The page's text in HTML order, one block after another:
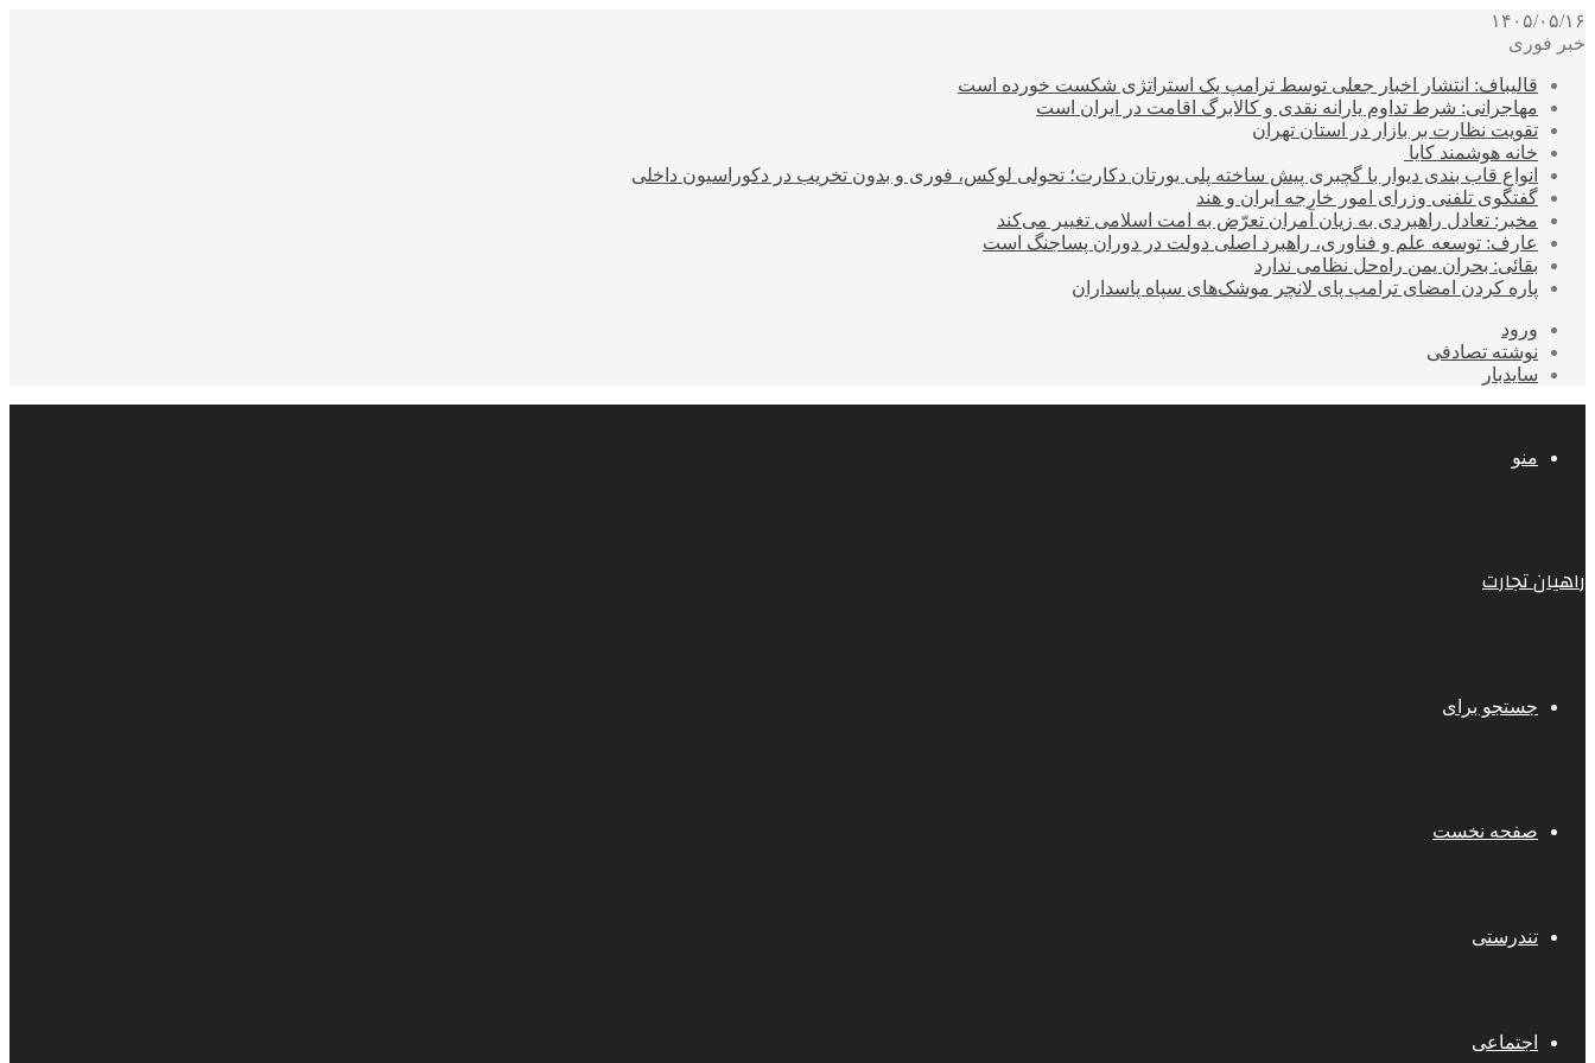
۱۴۰۵/۰۵/۱۶
خبر فوری
قالیباف: انتشار اخبار جعلی توسط ترامپ یک استراتژی شکست خورده است
مهاجرانی: شرط تداوم یارانه نقدی و کالابرگ اقامت در ایران است
تقویت نظارت بر بازار در استان تهران
خانه هوشمند کایا
انواع قاب بندی دیوار با گچبری پیش ساخته پلی یورتان دکارت؛ تحولی لوکس، فوری و بدون تخریب در دکوراسیون داخلی
گفتگوی تلفنی وزرای امور خارجه ایران و هند
مخبر: تعادل راهبردی به زیان آمران تعرّض به امت اسلامی تغییر می‌کند
عارف: توسعه علم و فناوری، راهبرد اصلی دولت در دوران پساجنگ است
بقائی: بحران یمن راه‌حل نظامی ندارد
پاره کردن امضای ترامپ پای لانچر موشک‌های سپاه پاسداران
ورود
نوشته تصادفی
سایدبار
منو
راهیان تجارت
جستجو برای
صفحه نخست
تندرستی
اجتماعی